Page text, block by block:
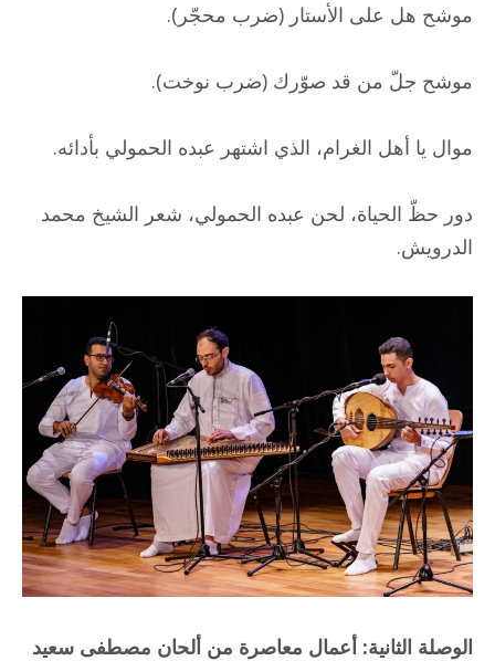
موشح هل على الأستار (ضرب محجّر).
موشح جلّ من قد صوّرك (ضرب نوخت).
موال يا أهل الغرام، الذي اشتهر عبده الحمولي بأدائه.
دور حظّ الحياة، لحن عبده الحمولي، شعر الشيخ محمد
الدرويش.
الوصلة الثانية: أعمال معاصرة من ألحان مصطفى سعيد